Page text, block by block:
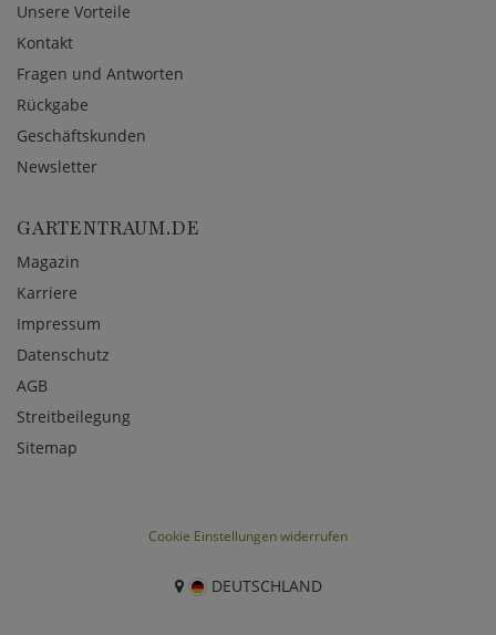
Unsere Vorteile
Kontakt
Fragen und Antworten
Rückgabe
Geschäftskunden
Newsletter
GARTENTRAUM.DE
Magazin
Karriere
Impressum
Datenschutz
AGB
Streitbeilegung
Sitemap
Cookie Einstellungen widerrufen
DEUTSCHLAND